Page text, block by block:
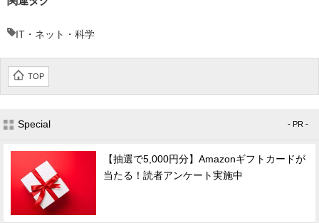
IT・ネット・科学
TOP
Special - PR -
【抽選で5,000円分】Amazonギフトカードが
当たる！読者アンケート実施中